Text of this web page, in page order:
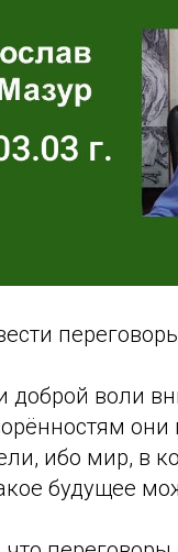
доброй воли
они
ибо мир, в
будущее